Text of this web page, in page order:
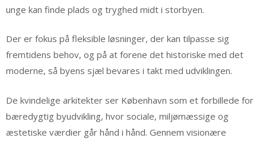
unge kan finde plads og tryghed midt i storbyen.
Der er fokus på fleksible løsninger, der kan tilpasse sig
fremtidens behov, og på at forene det historiske med det
moderne, så byens sjæl bevares i takt med udviklingen.
De kvindelige arkitekter ser København som et forbillede for
bæredygtig byudvikling, hvor sociale, miljømæssige og
æstetiske værdier går hånd i hånd. Gennem visionære